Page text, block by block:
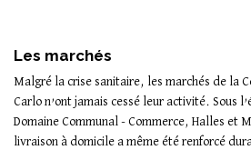
Les marchés
Malgré la crise sanitaire, les marchés de la
Carlo n’ont jamais cessé leur activité. Sous
Domaine Communal - Commerce, Halles et
livraison à domicile a même été renforcé